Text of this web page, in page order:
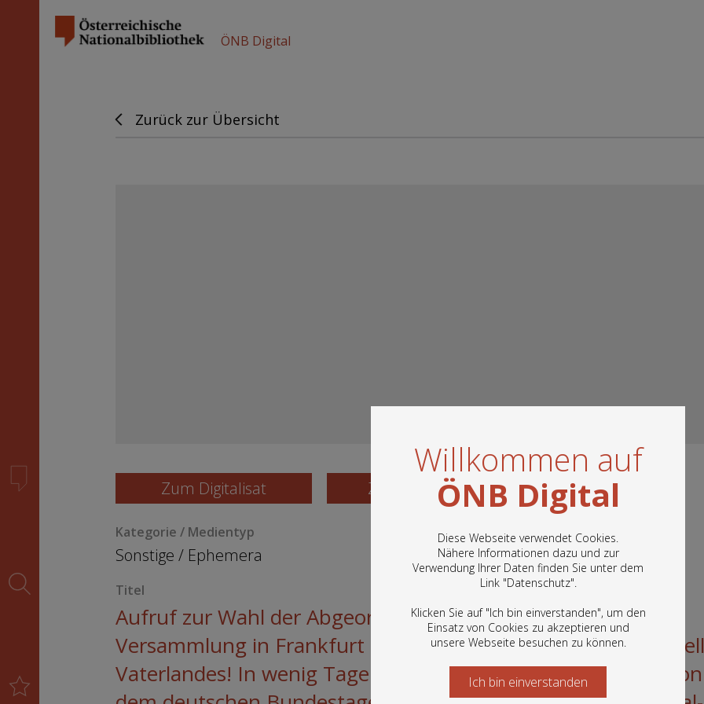
Willkommen auf
ÖNB Digital
Diese Webseite verwendet Cookies.
Nähere Informationen dazu und zur
Verwendung Ihrer Daten finden Sie unter dem
Link "Datenschutz".
Klicken Sie auf "Ich bin einverstanden", um den
Einsatz von Cookies zu akzeptieren und
unsere Webseite besuchen zu können.
In diesem Portal finden Sie die digitalen
Bestände der Österreichischen
Grafiken und vieles mehr.
Ich bin einverstanden
Starten Sie jetzt
ÖNB Digital
Zurück zur Übersicht
Zum Digitalisat Zum Katalogisat
Kategorie / Medientyp
Sonstige / Ephemera
Titel
Aufruf zur Wahl der Abgeordneten zur deutschen National-
Versammlung in Frankfurt am Main: Bürger des
Vaterlandes! In wenig Tagen tritt in Frankfurt am Main die von